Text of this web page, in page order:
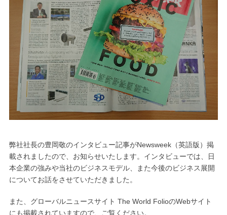
弊社社長の豊岡敬のインタビュー記事がNewsweek（英語版）掲
載されましたので、お知らせいたします。インタビューでは、日
本企業の強みや当社のビジネスモデル、また今後のビジネス展開
についてお話をさせていただきました。
また、グローバルニュースサイト The World FolioのWebサイト
にも掲載されていますので、ご覧ください。